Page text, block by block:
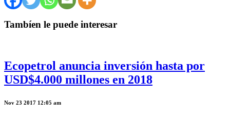
Tambíen le puede interesar
Ecopetrol anuncia inversión hasta por
USD$4.000 millones en 2018
Nov 23 2017 12:05 am